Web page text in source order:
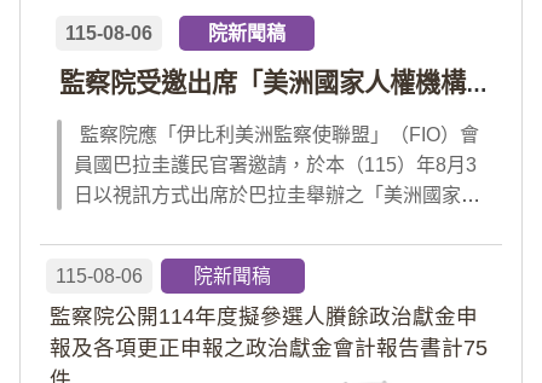
監察院受邀出席「美洲國家人權機構網絡」年會 分享我國氣候災害防治經驗 打造國際永續韌性
115-08-06 院新聞稿
監察院應「伊比利美洲監察使聯盟」（FIO）會
員國巴拉圭護民官署邀請，於本（115）年8月3
日以視訊方式出席於巴拉圭舉辦之「美洲國家人
報告，就美洲地區環境災害、氣候緊急狀態與人
權風險等議題，與拉美地區監察機構、護民官署
及紅十字國際委員會、原住民社區支持組織...
115-08-06 院新聞稿
監察院公開114年度擬參選人賸餘政治獻金申
報及各項更正申報之政治獻金會計報告書計75